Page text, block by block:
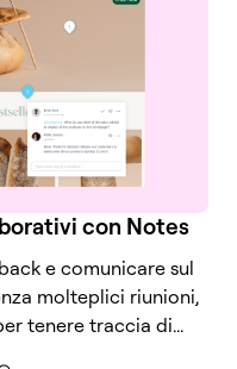
con Notes
e comunicare sul
molteplici riunioni,
tenere traccia di...